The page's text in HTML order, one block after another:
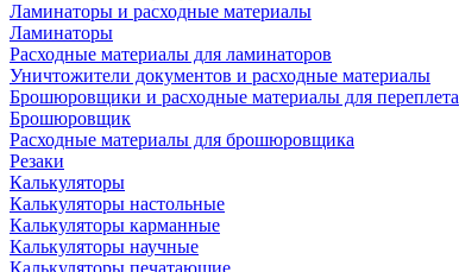
Ламинаторы и расходные материалы
Ламинаторы
Расходные материалы для ламинаторов
Уничтожители документов и расходные материалы
Брошюровщики и расходные материалы для переплета
Брошюровщик
Расходные материалы для брошюровщика
Резаки
Калькуляторы
Калькуляторы настольные
Калькуляторы карманные
Калькуляторы научные
Калькуляторы печатающие